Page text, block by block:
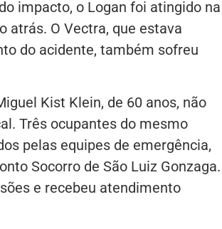
impacto, o Logan foi atingido na
atrás. O Vectra, que estava
do acidente, também sofreu
Kist Klein, de 60 anos, não
Três ocupantes do mesmo
pelas equipes de emergência,
Socorro de São Luiz Gonzaga.
e recebeu atendimento